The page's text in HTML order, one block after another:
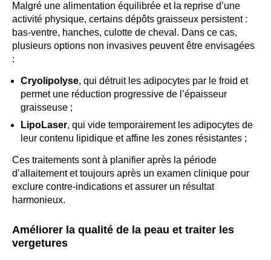
Malgré une alimentation équilibrée et la reprise d’une
activité physique, certains dépôts graisseux persistent :
bas-ventre, hanches, culotte de cheval. Dans ce cas,
plusieurs options non invasives peuvent être envisagées
:
Cryolipolyse, qui détruit les adipocytes par le froid et
permet une réduction progressive de l’épaisseur
graisseuse ;
LipoLaser, qui vide temporairement les adipocytes de
leur contenu lipidique et affine les zones résistantes ;
Ces traitements sont à planifier après la période
d’allaitement et toujours après un examen clinique pour
exclure contre-indications et assurer un résultat
harmonieux.
Améliorer la qualité de la peau et traiter les
vergetures